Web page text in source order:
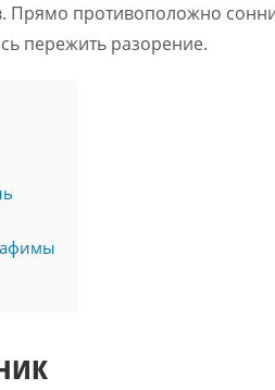
Прямо противоположно
пережить разорение.